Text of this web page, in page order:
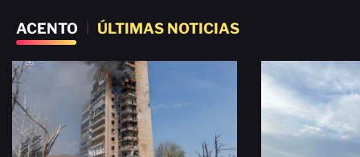
ACENTO ÚLTIMAS NOTICIAS